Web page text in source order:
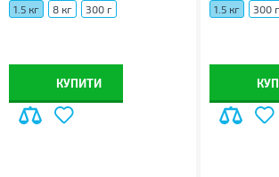
1.5 кг 8 кг 300 г
КУПИТИ
1.5 кг 300 г